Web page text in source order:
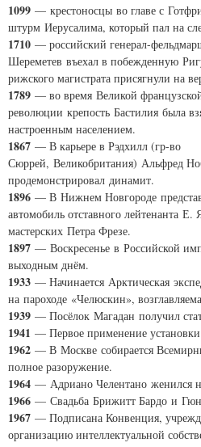
1099 — крестоносцы во главе с
штурм Иерусалима, который пал на
1710 — российский генерал-
Шереметев въехал в побежденную
рижского магистрата присягнули на
1789 — во время Великой
революции крепость Бастилия была
настроенным населением.
1867 — В карьере в Рэдхилл (гр-во
Сюррей, Великобритания) Альфред
продемонстрировал динамит.
1896 — В Нижнем Новгороде
автомобиль отставного лейтенанта Е.
мастерских Петра Фрезе.
1897 — Воскресенье в Российской
выходным днём.
1933 — Начинается Арктическая
на пароходе «Челюскин»,
1939 — Посёлок Магадан получил
1941 — Первое применение
1962 — В Москве собирается
полное разоружение.
1964 — Адриано Челентано женился
1966 — Свадьба Брижитт Бардо и
1967 — Подписана Конвенция,
организацию интеллектуальной